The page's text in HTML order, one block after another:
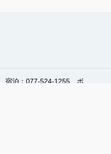
宿泊：077-524-1255 ボ